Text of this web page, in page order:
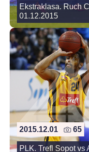
Ekstraklasa. Ruch
01.12.2015
2015.12.01 65
PLK. Trefl Sopot vs